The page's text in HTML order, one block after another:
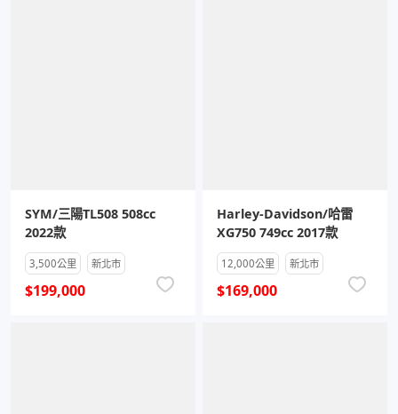
SYM/三陽TL508 508cc
2022款
3,500公里 新北市
$199,000
Harley-Davidson/哈雷
XG750 749cc 2017款
12,000公里 新北市
$169,000